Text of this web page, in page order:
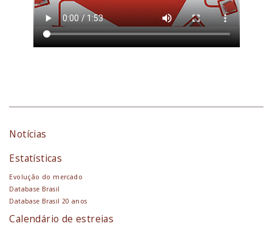
Notícias
Estatísticas
Evolução do mercado
Database Brasil
Database Brasil 20 anos
Calendário de estreias